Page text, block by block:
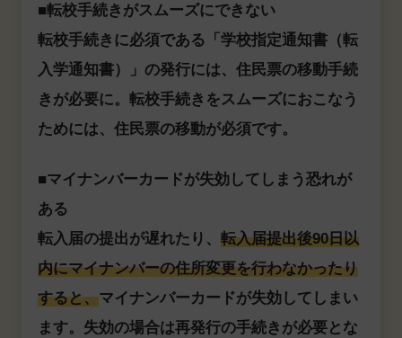
■転校手続きがスムーズにできない
転校手続きに必須である「学校指定通知書（転
入学通知書）」の発行には、住民票の移動手続
きが必要に。転校手続きをスムーズにおこなう
ためには、住民票の移動が必須です。
■マイナンバーカードが失効してしまう恐れが
ある
転入届の提出が遅れたり、 転入届提出後90日以
内にマイナンバーの住所変更を行わなかったり
すると、マイナンバーカードが失効してしまい
ます。失効の場合は再発行の手続きが必要とな